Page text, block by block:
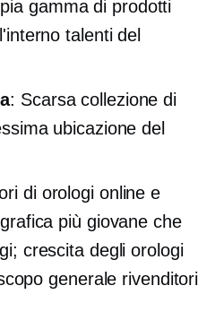
gamma di prodotti
talenti del
: Scarsa collezione di
ubicazione del
di orologi online e
più giovane che
crescita degli orologi
generale rivenditori